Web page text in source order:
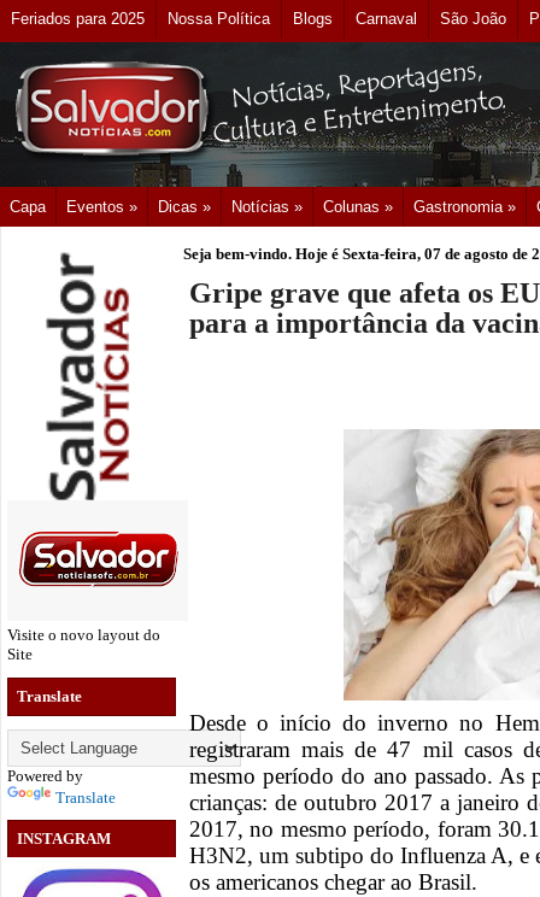
Feriados para 2025 Nossa Política Blogs Carnaval São João
Capa Eventos » Dicas » Notícias » Colunas » Gastronomia »
Visite o novo layout do
Site
Translate
Powered by
Translate
INSTAGRAM
Seja bem-vindo. Hoje é Sexta-feira, 07 de agosto de
Gripe grave que afeta os
para a importância da
Desde o início do inverno no
registraram mais de 47 mil casos
mesmo período do ano passado. As
crianças: de outubro 2017 a janeiro
2017, no mesmo período, foram
H3N2, um subtipo do Influenza A, e
os americanos chegar ao Brasil.